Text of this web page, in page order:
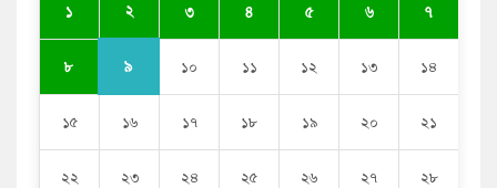
সজীব ওয়াজেদ জয়
১ ২ ৩ ৪ ৫ ৬ ৭
৮ ৯ ১০ ১১ ১২ ১৩ ১৪
১৫ ১৬ ১৭ ১৮ ১৯ ২০ ২১
২২ ২৩ ২৪ ২৫ ২৬ ২৭ ২৮